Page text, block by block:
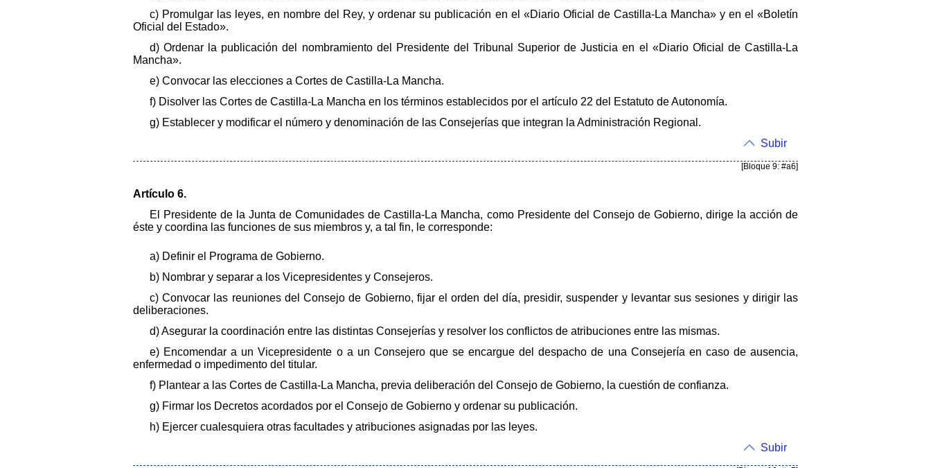
c) Promulgar las leyes, en nombre del Rey, y ordenar su publicación en el «Diario Oficial de Castilla-La Mancha» y en el «Boletín
Oficial del Estado».
d) Ordenar la publicación del nombramiento del Presidente del Tribunal Superior de Justicia en el «Diario Oficial de Castilla-La
Mancha».
e) Convocar las elecciones a Cortes de Castilla-La Mancha.
f) Disolver las Cortes de Castilla-La Mancha en los términos establecidos por el artículo 22 del Estatuto de Autonomía.
g) Establecer y modificar el número y denominación de las Consejerías que integran la Administración Regional.
Subir
[Bloque 9: #a6]
Artículo 6.
El Presidente de la Junta de Comunidades de Castilla-La Mancha, como Presidente del Consejo de Gobierno, dirige la acción de
éste y coordina las funciones de sus miembros y, a tal fin, le corresponde:
a) Definir el Programa de Gobierno.
b) Nombrar y separar a los Vicepresidentes y Consejeros.
c) Convocar las reuniones del Consejo de Gobierno, fijar el orden del día, presidir, suspender y levantar sus sesiones y dirigir las
deliberaciones.
d) Asegurar la coordinación entre las distintas Consejerías y resolver los conflictos de atribuciones entre las mismas.
e) Encomendar a un Vicepresidente o a un Consejero que se encargue del despacho de una Consejería en caso de ausencia,
enfermedad o impedimento del titular.
f) Plantear a las Cortes de Castilla-La Mancha, previa deliberación del Consejo de Gobierno, la cuestión de confianza.
g) Firmar los Decretos acordados por el Consejo de Gobierno y ordenar su publicación.
h) Ejercer cualesquiera otras facultades y atribuciones asignadas por las leyes.
Subir